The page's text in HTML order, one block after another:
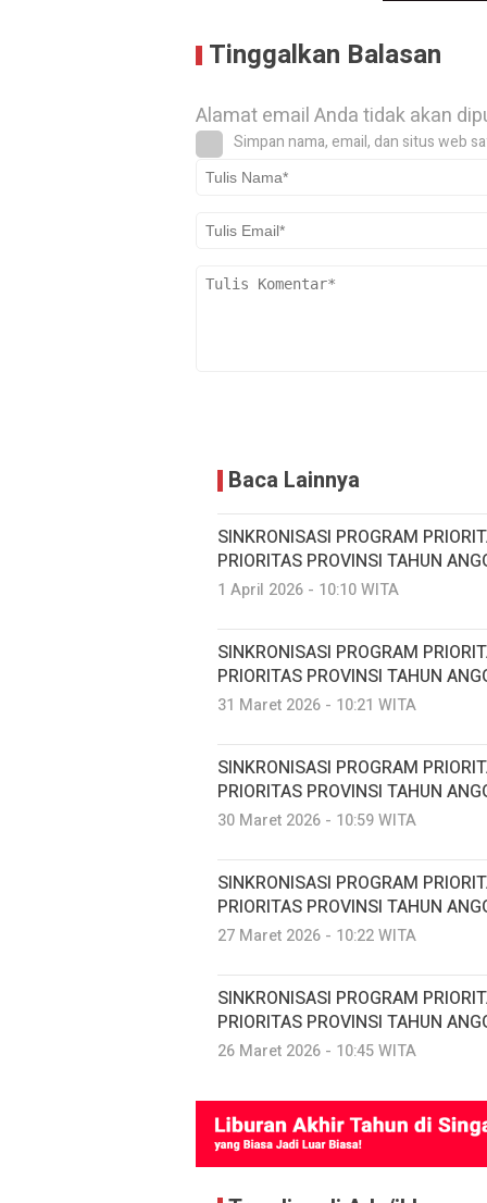
Tinggalkan Balasan
Alamat email Anda tidak akan
Simpan nama, email, dan situs web
Baca Lainnya
SINKRONISASI PROGRAM
PRIORITAS PROVINSI TAHUN
1 April 2026 - 10:10 WITA
SINKRONISASI PROGRAM
PRIORITAS PROVINSI TAHUN
31 Maret 2026 - 10:21 WITA
SINKRONISASI PROGRAM
PRIORITAS PROVINSI TAHUN
30 Maret 2026 - 10:59 WITA
SINKRONISASI PROGRAM
PRIORITAS PROVINSI TAHUN
27 Maret 2026 - 10:22 WITA
SINKRONISASI PROGRAM
PRIORITAS PROVINSI TAHUN
26 Maret 2026 - 10:45 WITA